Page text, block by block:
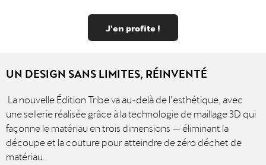
J'en profite !
UN DESIGN SANS LIMITES, RÉINVENTÉ
La nouvelle Édition Tribe va au‑delà de l’esthétique, avec
une sellerie réalisée grâce à la technologie de maillage 3D qui
façonne le matériau en trois dimensions — éliminant la
découpe et la couture pour atteindre de zéro déchet de
matériau.